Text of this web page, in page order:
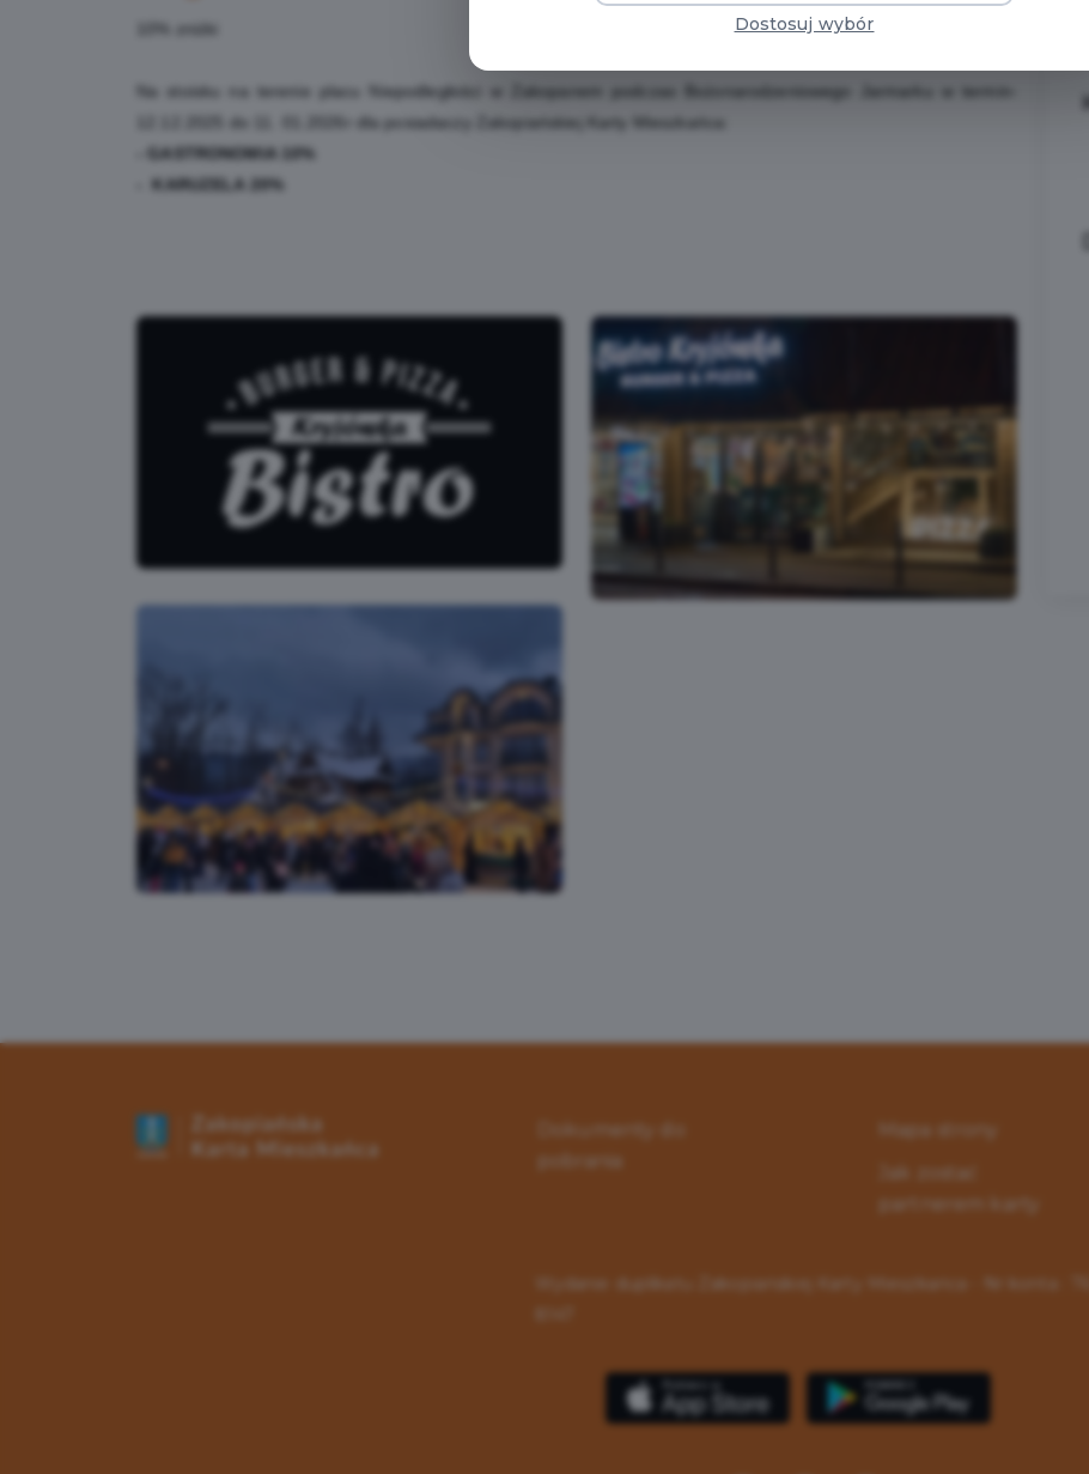
Na stoisku na terenie placu Niepodległości w Zakopanem podczas Bożonarodzeniowego Jarmarku w termin-
12.12.2025 do 11. 01.2026r dla posiadaczy Zakopiańskiej Karty Mieszkańca:
- GASTRONOMIA 10%
- KARUZELA 20%
Dokumenty do
pobrania
Mapa strony
Jak zostać
partnerem karty
Wydanie duplikatu Zakopiańskiej Karty Mieszkańca - Nr konta :
Dostosuj wybór